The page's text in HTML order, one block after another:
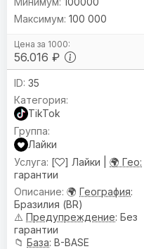
56.016 ₽
100 000
35
TikTok
Лайки
[
] Лайки | 🌍 Гео:
гарантии
🌍 География:
Бразилия (BR)
⚠️ Предупреждениe: Без
гарантии
📁 База: B-BASE